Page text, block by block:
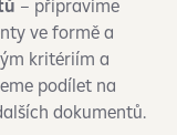
– připravíme
ve formě a
kritériím a
podílet na
dokumentů.